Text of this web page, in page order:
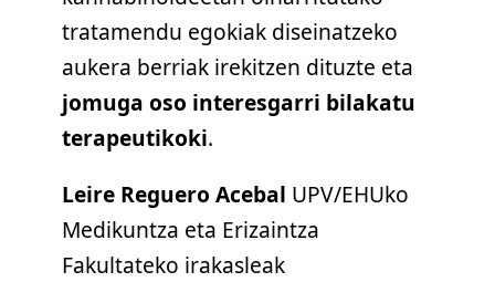
tratamendu egokiak diseinatzeko
aukera berriak irekitzen dituzte eta
jomuga oso interesgarri bilakatu
terapeutikoki.
Leire Reguero Acebal UPV/EHUko
Medikuntza eta Erizaintza
Fakultateko irakasleak